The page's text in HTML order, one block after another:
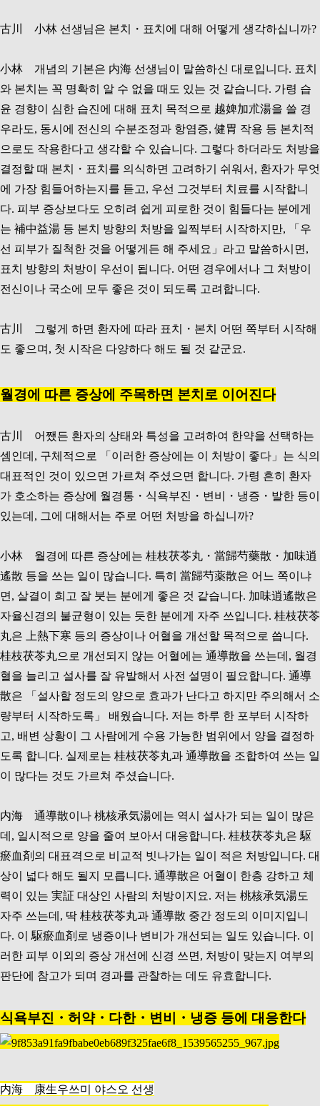
古川 小林 선생님은 본치・표치에 대해 어떻게 생각하십니까?
小林 개념의 기본은 内海 선생님이 말씀하신 대로입니다. 표치
와 본치는 꼭 명확히 알 수 없을 때도 있는 것 같습니다. 가령 습
윤 경향이 심한 습진에 대해 표치 목적으로 越婢加朮湯을 쓸 경
우라도, 동시에 전신의 수분조정과 항염증, 健胃 작용 등 본치적
으로도 작용한다고 생각할 수 있습니다. 그렇다 하더라도 처방을
결정할 때 본치・표치를 의식하면 고려하기 쉬워서, 환자가 무엇
에 가장 힘들어하는지를 듣고, 우선 그것부터 치료를 시작합니
다. 피부 증상보다도 오히려 쉽게 피로한 것이 힘들다는 분에게
는 補中益湯 등 본치 방향의 처방을 일찍부터 시작하지만, 「우
선 피부가 질척한 것을 어떻게든 해 주세요」라고 말씀하시면,
표치 방향의 처방이 우선이 됩니다. 어떤 경우에서나 그 처방이
전신이나 국소에 모두 좋은 것이 되도록 고려합니다.
古川 그렇게 하면 환자에 따라 표치・본치 어떤 쪽부터 시작해
도 좋으며, 첫 시작은 다양하다 해도 될 것 같군요.
월경에 따른 증상에 주목하면 본치로 이어진다
古川 어쨌든 환자의 상태와 특성을 고려하여 한약을 선택하는
셈인데, 구체적으로 「이러한 증상에는 이 처방이 좋다」는 식의
대표적인 것이 있으면 가르쳐 주셨으면 합니다. 가령 흔히 환자
가 호소하는 증상에 월경통・식욕부진・변비・냉증・발한 등이
있는데, 그에 대해서는 주로 어떤 처방을 하십니까?
小林 월경에 따른 증상에는 桂枝茯苓丸・當歸芍藥散・加味逍
遙散 등을 쓰는 일이 많습니다. 특히 當歸芍薬散은 어느 쪽이냐
면, 살결이 희고 잘 붓는 분에게 좋은 것 같습니다. 加味逍遙散은
자율신경의 불균형이 있는 듯한 분에게 자주 쓰입니다. 桂枝茯苓
丸은 上熱下寒 등의 증상이나 어혈을 개선할 목적으로 씁니다.
桂枝茯苓丸으로 개선되지 않는 어혈에는 通導散을 쓰는데, 월경
혈을 늘리고 설사를 잘 유발해서 사전 설명이 필요합니다. 通導
散은 「설사할 정도의 양으로 효과가 난다고 하지만 주의해서 소
량부터 시작하도록」 배웠습니다. 저는 하루 한 포부터 시작하
고, 배변 상황이 그 사람에게 수용 가능한 범위에서 양을 결정하
도록 합니다. 실제로는 桂枝茯苓丸과 通導散을 조합하여 쓰는 일
이 많다는 것도 가르쳐 주셨습니다.
内海 通導散이나 桃核承気湯에는 역시 설사가 되는 일이 많은
데, 일시적으로 양을 줄여 보아서 대응합니다. 桂枝茯苓丸은 駆
瘀血剤의 대표격으로 비교적 빗나가는 일이 적은 처방입니다. 대
상이 넓다 해도 될지 모릅니다. 通導散은 어혈이 한층 강하고 체
력이 있는 実証 대상인 사람의 처방이지요. 저는 桃核承気湯도
자주 쓰는데, 딱 桂枝茯苓丸과 通導散 중간 정도의 이미지입니
다. 이 駆瘀血剤로 냉증이나 변비가 개선되는 일도 있습니다. 이
러한 피부 이외의 증상 개선에 신경 쓰면, 처방이 맞는지 여부의
판단에 참고가 되며 경과를 관찰하는 데도 유효합니다.
식욕부진・허약・다한・변비・냉증 등에 대응한다
内海 康生우쓰미 야스오 선생